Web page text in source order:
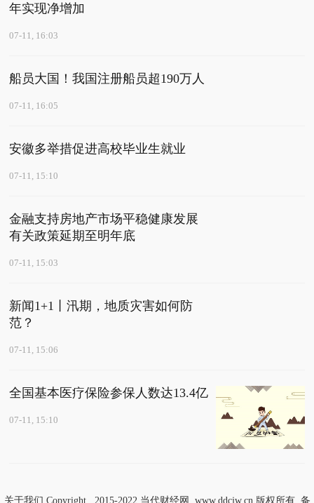
年实现净增加
07-11, 16:03
船员大国！我国注册船员超190万人
07-11, 16:05
安徽多举措促进高校毕业生就业
07-11, 15:10
金融支持房地产市场平稳健康发展
有关政策延期至明年底
07-11, 15:03
新闻1+1丨汛期，地质灾害如何防
范？
07-11, 15:06
全国基本医疗保险参保人数达13.4亿
07-11, 15:10
关于我们 Copyright 2015-2022 当代财经网 www.ddcjw.cn 版权所有 备